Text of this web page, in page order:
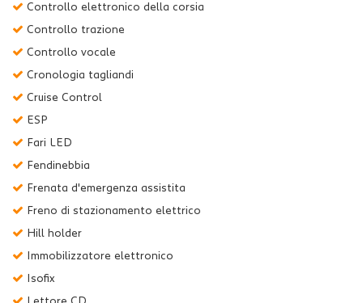
Controllo elettronico della corsia
Controllo trazione
Controllo vocale
Cronologia tagliandi
Cruise Control
ESP
Fari LED
Fendinebbia
Frenata d'emergenza assistita
Freno di stazionamento elettrico
Hill holder
Immobilizzatore elettronico
Isofix